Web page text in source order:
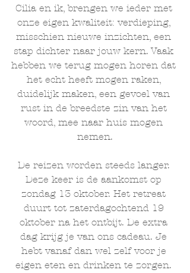
Cilia en ik, brengen we ieder met
onze eigen kwaliteit: verdieping,
misschien nieuwe inzichten, een
stap dichter naar jouw kern. Vaak
hebben we terug mogen horen dat
het echt heeft mogen raken,
duidelijk maken, een gevoel van
rust in de breedste zin van het
woord, mee naar huis mogen
nemen.
De reizen worden steeds langer.
Deze keer is de aankomst op
zondag 13 oktober. Het retreat
duurt tot zaterdagochtend 19
oktober na het ontbijt. De extra
dag krijg je van ons cadeau. Je
hebt vanaf dan wel zelf voor je
eigen eten en drinken te zorgen.